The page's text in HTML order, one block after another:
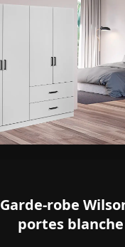
Garde-robe
portes blanche